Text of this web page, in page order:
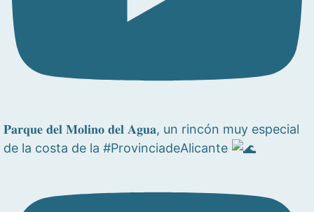
𝐏𝐚𝐫𝐪𝐮𝐞 𝐝𝐞𝐥 𝐌𝐨𝐥𝐢𝐧𝐨 𝐝𝐞𝐥 𝐀𝐠𝐮𝐚, un rincón muy especial
de la costa de la #ProvinciadeAlicante